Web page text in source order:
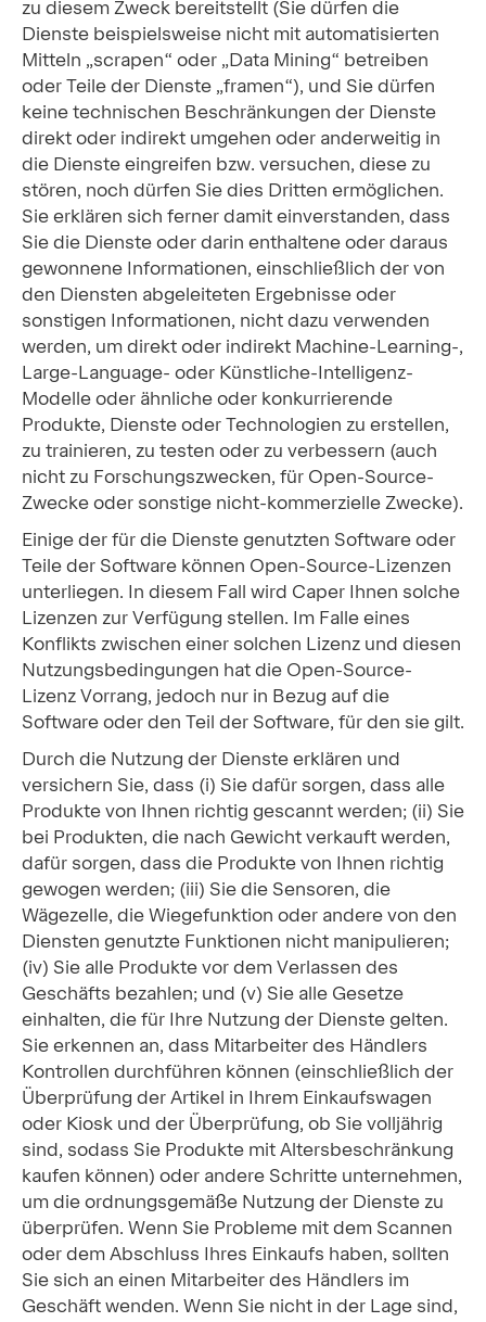
zu diesem Zweck bereitstellt (Sie dürfen die
Dienste beispielsweise nicht mit automatisierten
Mitteln „scrapen“ oder „Data Mining“ betreiben
oder Teile der Dienste „framen“), und Sie dürfen
keine technischen Beschränkungen der Dienste
direkt oder indirekt umgehen oder anderweitig in
die Dienste eingreifen bzw. versuchen, diese zu
stören, noch dürfen Sie dies Dritten ermöglichen.
Sie erklären sich ferner damit einverstanden, dass
Sie die Dienste oder darin enthaltene oder daraus
gewonnene Informationen, einschließlich der von
den Diensten abgeleiteten Ergebnisse oder
sonstigen Informationen, nicht dazu verwenden
werden, um direkt oder indirekt Machine-Learning-,
Large-Language- oder Künstliche-Intelligenz-
Modelle oder ähnliche oder konkurrierende
Produkte, Dienste oder Technologien zu erstellen,
zu trainieren, zu testen oder zu verbessern (auch
nicht zu Forschungszwecken, für Open-Source-
Zwecke oder sonstige nicht-kommerzielle Zwecke).
Einige der für die Dienste genutzten Software oder
Teile der Software können Open-Source-Lizenzen
unterliegen. In diesem Fall wird Caper Ihnen solche
Lizenzen zur Verfügung stellen. Im Falle eines
Konflikts zwischen einer solchen Lizenz und diesen
Nutzungsbedingungen hat die Open-Source-
Lizenz Vorrang, jedoch nur in Bezug auf die
Software oder den Teil der Software, für den sie gilt.
Durch die Nutzung der Dienste erklären und
versichern Sie, dass (i) Sie dafür sorgen, dass alle
Produkte von Ihnen richtig gescannt werden; (ii) Sie
bei Produkten, die nach Gewicht verkauft werden,
dafür sorgen, dass die Produkte von Ihnen richtig
gewogen werden; (iii) Sie die Sensoren, die
Wägezelle, die Wiegefunktion oder andere von den
Diensten genutzte Funktionen nicht manipulieren;
(iv) Sie alle Produkte vor dem Verlassen des
Geschäfts bezahlen; und (v) Sie alle Gesetze
einhalten, die für Ihre Nutzung der Dienste gelten.
Sie erkennen an, dass Mitarbeiter des Händlers
Kontrollen durchführen können (einschließlich der
Überprüfung der Artikel in Ihrem Einkaufswagen
oder Kiosk und der Überprüfung, ob Sie volljährig
sind, sodass Sie Produkte mit Altersbeschränkung
kaufen können) oder andere Schritte unternehmen,
um die ordnungsgemäße Nutzung der Dienste zu
überprüfen. Wenn Sie Probleme mit dem Scannen
oder dem Abschluss Ihres Einkaufs haben, sollten
Sie sich an einen Mitarbeiter des Händlers im
Geschäft wenden. Wenn Sie nicht in der Lage sind,